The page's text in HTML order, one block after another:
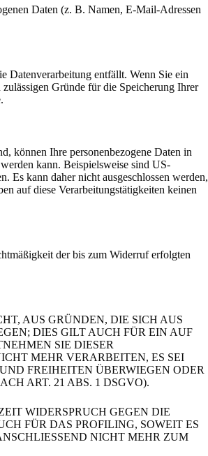
Daten (z. B. Namen, E-Mail-Adressen
Datenverarbeitung entfällt. Wenn Sie ein
Gründe für die Speicherung Ihrer
können Ihre personenbezogene Daten in
kann. Beispielsweise sind US-
Es kann daher nicht ausgeschlossen werden,
auf diese Verarbeitungstätigkeiten keinen
der bis zum Widerruf erfolgten
AUS GRÜNDEN, DIE SICH AUS
DIES GILT AUCH FÜR EIN AUF
SIE DIESER
MEHR VERARBEITEN, ES SEI
FREIHEITEN ÜBERWIEGEN ODER
ART. 21 ABS. 1 DSGVO).
WIDERSPRUCH GEGEN DIE
FÜR DAS PROFILING, SOWEIT ES
NICHT MEHR ZUM